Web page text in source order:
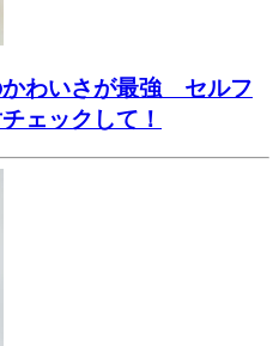
かわいさが最強 セルフ
ェックして！